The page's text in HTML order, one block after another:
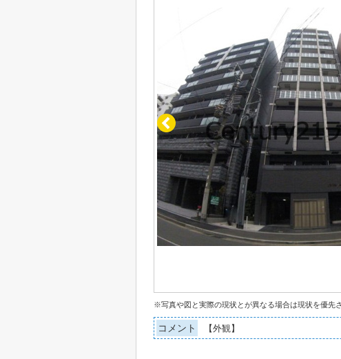
※写真や図と実際の現状とが異なる場合は現状を優先
コメント 【外観】